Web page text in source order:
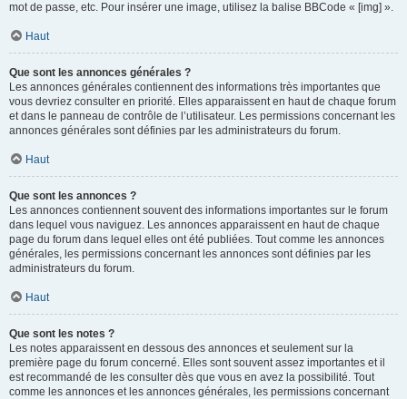
mot de passe, etc. Pour insérer une image, utilisez la balise BBCode « [img] ».
Haut
Que sont les annonces générales ?
Les annonces générales contiennent des informations très importantes que
vous devriez consulter en priorité. Elles apparaissent en haut de chaque forum
et dans le panneau de contrôle de l’utilisateur. Les permissions concernant les
annonces générales sont définies par les administrateurs du forum.
Haut
Que sont les annonces ?
Les annonces contiennent souvent des informations importantes sur le forum
dans lequel vous naviguez. Les annonces apparaissent en haut de chaque
page du forum dans lequel elles ont été publiées. Tout comme les annonces
générales, les permissions concernant les annonces sont définies par les
administrateurs du forum.
Haut
Que sont les notes ?
Les notes apparaissent en dessous des annonces et seulement sur la
première page du forum concerné. Elles sont souvent assez importantes et il
est recommandé de les consulter dès que vous en avez la possibilité. Tout
comme les annonces et les annonces générales, les permissions concernant